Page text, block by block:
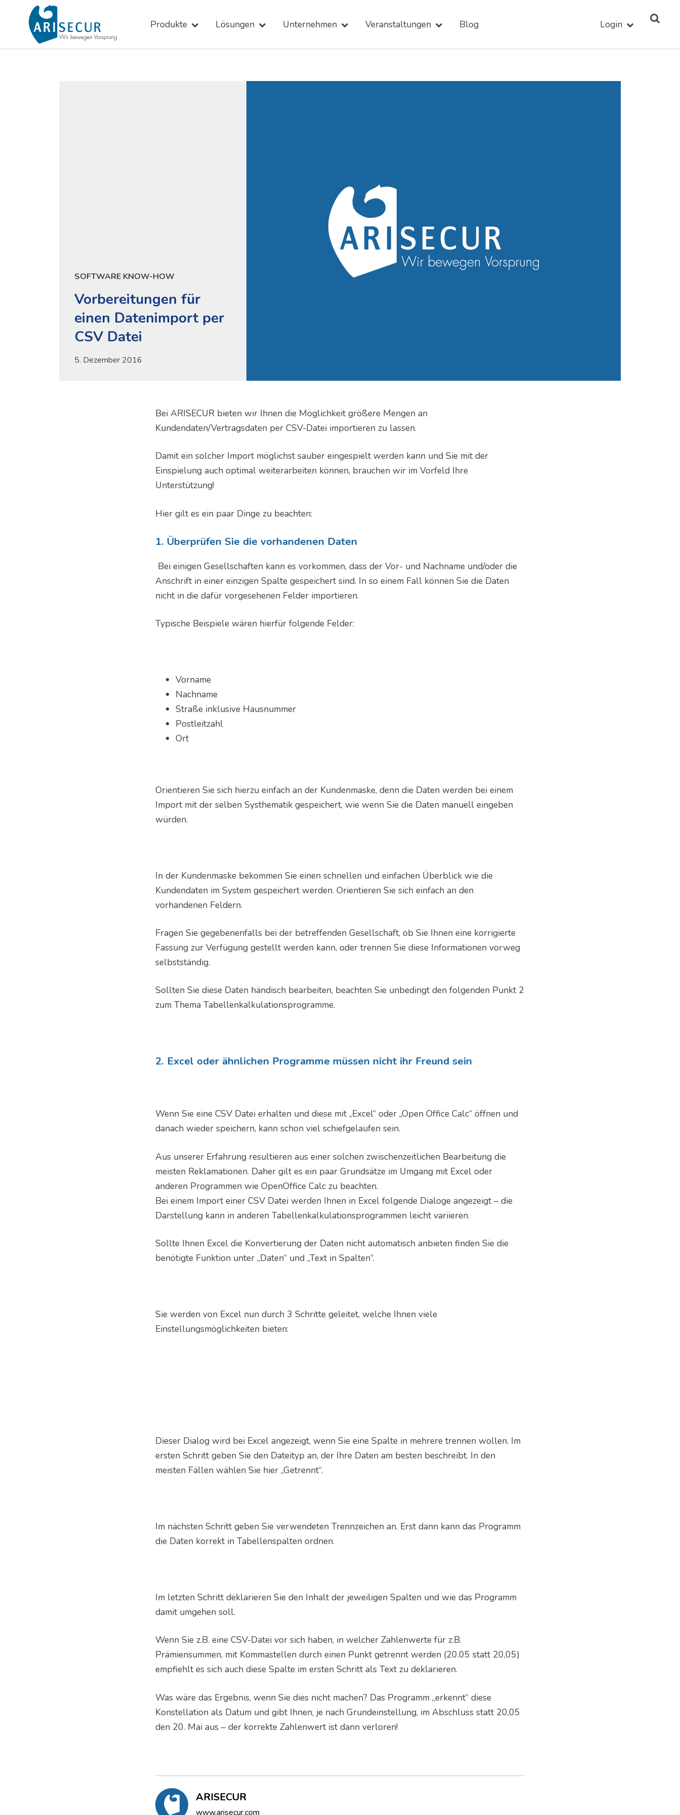
Produkte Lösungen Unternehmen Veranstaltungen Blog Login
SOFTWARE KNOW-HOW
Vorbereitungen für
einen Datenimport per
CSV Datei
5. Dezember 2016
Bei ARISECUR bieten wir Ihnen die Möglichkeit größere Mengen an
Kundendaten/Vertragsdaten per CSV-Datei importieren zu lassen.
Damit ein solcher Import möglichst sauber eingespielt werden kann und Sie mit der
Einspielung auch optimal weiterarbeiten können, brauchen wir im Vorfeld Ihre
Unterstützung!
Hier gilt es ein paar Dinge zu beachten:
1. Überprüfen Sie die vorhandenen Daten
Bei einigen Gesellschaften kann es vorkommen, dass der Vor- und Nachname und/oder die
Anschrift in einer einzigen Spalte gespeichert sind. In so einem Fall können Sie die Daten
nicht in die dafür vorgesehenen Felder importieren.
Typische Beispiele wären hierfür folgende Felder:
Vorname
Nachname
Straße inklusive Hausnummer
Postleitzahl
Ort
Orientieren Sie sich hierzu einfach an der Kundenmaske, denn die Daten werden bei einem
Import mit der selben Systhematik gespeichert, wie wenn Sie die Daten manuell eingeben
würden.
In der Kundenmaske bekommen Sie einen schnellen und einfachen Überblick wie die
Kundendaten im System gespeichert werden. Orientieren Sie sich einfach an den
vorhandenen Feldern.
Fragen Sie gegebenenfalls bei der betreffenden Gesellschaft, ob Sie Ihnen eine korrigierte
Fassung zur Verfügung gestellt werden kann, oder trennen Sie diese Informationen vorweg
selbstständig.
Sollten Sie diese Daten händisch bearbeiten, beachten Sie unbedingt den folgenden Punkt 2
zum Thema Tabellenkalkulationsprogramme.
2. Excel oder ähnlichen Programme müssen nicht ihr Freund sein
Wenn Sie eine CSV Datei erhalten und diese mit „Excel“ oder „Open Office Calc“ öffnen und
danach wieder speichern, kann schon viel schiefgelaufen sein.
Aus unserer Erfahrung resultieren aus einer solchen zwischenzeitlichen Bearbeitung die
meisten Reklamationen. Daher gilt es ein paar Grundsätze im Umgang mit Excel oder
anderen Programmen wie OpenOffice Calc zu beachten.
Bei einem Import einer CSV Datei werden Ihnen in Excel folgende Dialoge angezeigt – die
Darstellung kann in anderen Tabellenkalkulationsprogrammen leicht variieren.
Sollte Ihnen Excel die Konvertierung der Daten nicht automatisch anbieten finden Sie die
benötigte Funktion unter „Daten“ und „Text in Spalten“.
Sie werden von Excel nun durch 3 Schritte geleitet, welche Ihnen viele
Einstellungsmöglichkeiten bieten:
Dieser Dialog wird bei Excel angezeigt, wenn Sie eine Spalte in mehrere trennen wollen. Im
ersten Schritt geben Sie den Dateityp an, der Ihre Daten am besten beschreibt. In den
meisten Fällen wählen Sie hier „Getrennt“.
Im nächsten Schritt geben Sie verwendeten Trennzeichen an. Erst dann kann das Programm
die Daten korrekt in Tabellenspalten ordnen.
Im letzten Schritt deklarieren Sie den Inhalt der jeweiligen Spalten und wie das Programm
damit umgehen soll.
Wenn Sie z.B. eine CSV-Datei vor sich haben, in welcher Zahlenwerte für z.B.
Prämiensummen, mit Kommastellen durch einen Punkt getrennt werden (20.05 statt 20,05)
empfiehlt es sich auch diese Spalte im ersten Schritt als Text zu deklarieren.
Was wäre das Ergebnis, wenn Sie dies nicht machen? Das Programm „erkennt“ diese
Konstellation als Datum und gibt Ihnen, je nach Grundeinstellung, im Abschluss statt 20,05
den 20. Mai aus – der korrekte Zahlenwert ist dann verloren!
ARISECUR
www.arisecur.com